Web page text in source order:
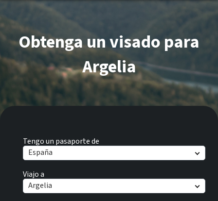
Tengo un pasaporte de
España
Viajo a
Argelia
Obtenga un visado para
Argelia